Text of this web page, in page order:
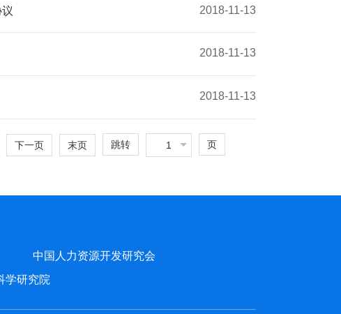
2018-11-13
2018-11-13
2018-11-13
下一页 末页 跳转 1 页
中国人力资源开发研究会
学研究院